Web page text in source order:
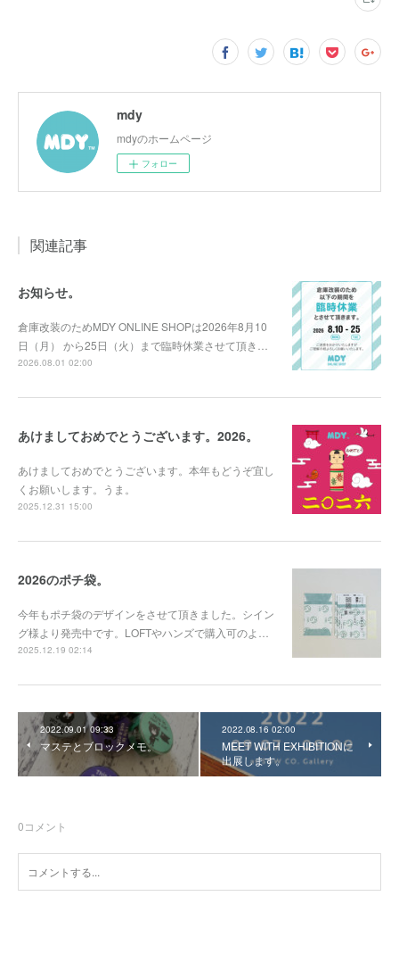
mdy
mdyのホームページ
フォロー
関連記事
お知らせ。
倉庫改装のためMDY ONLINE SHOPは2026年8月10
日（月） から25日（火）まで臨時休業させて頂き…
2026.08.01 02:00
あけましておめでとうございます。2026。
あけましておめでとうございます。本年もどうぞ宜し
くお願いします。うま。
2025.12.31 15:00
2026のポチ袋。
今年もポチ袋のデザインをさせて頂きました。シイン
グ様より発売中です。LOFTやハンズで購入可のよ…
2025.12.19 02:14
2022.09.01 09:33
マステとブロックメモ。
2022.08.16 02:00
MEET WITH EXHIBITIONに
出展します。
0コメント